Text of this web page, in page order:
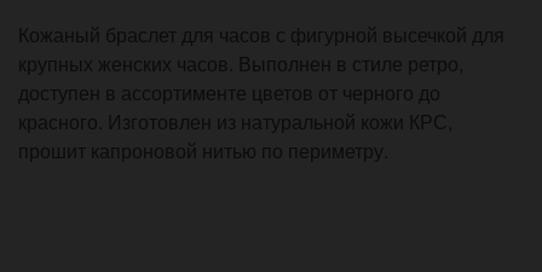
Кожаный браслет для часов с фигурной высечкой для
крупных женских часов. Выполнен в стиле ретро,
доступен в ассортименте цветов от черного до
красного. Изготовлен из натуральной кожи КРС,
прошит капроновой нитью по периметру.